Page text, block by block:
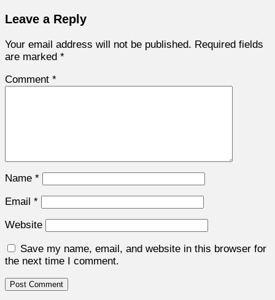
Leave a Reply
Your email address will not be published. Required fields
are marked *
Comment *
Name *
Email *
Website
Save my name, email, and website in this browser for
the next time I comment.